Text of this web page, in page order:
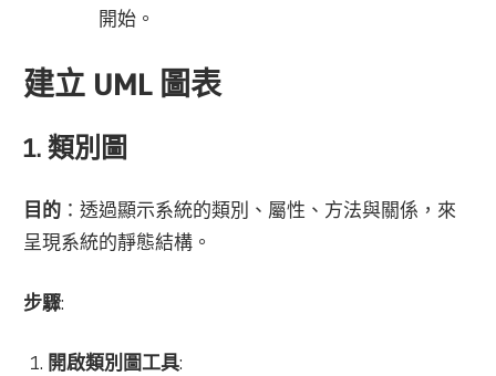
開始。
建立 UML 圖表
1. 類別圖
目的 ：透過顯示系統的類別、屬性、方法與關係，來
呈現系統的靜態結構。
步驟:
開啟類別圖工具: